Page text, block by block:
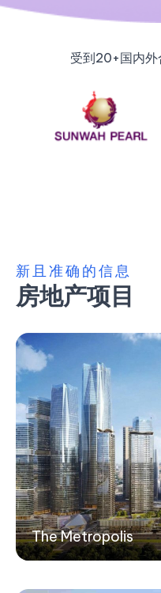
受到20+国内外
新且准确的信息
房地产项目
The Metropolis